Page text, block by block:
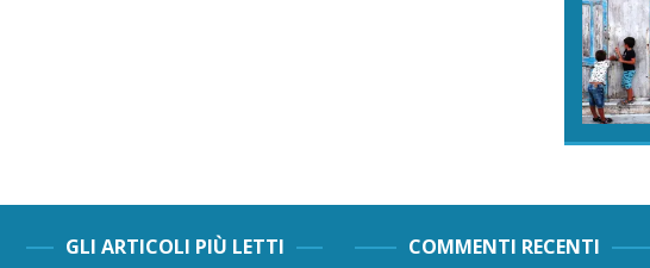
GLI ARTICOLI PIÙ LETTI COMMENTI RECENTI